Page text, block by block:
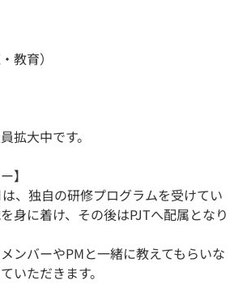
教育）
拡大中です。
】
、独自の研修プログラムを受けてい
身に着け、その後はPJTへ配属となり
ンバーやPMと一緒に教えてもらいな
いただきます。